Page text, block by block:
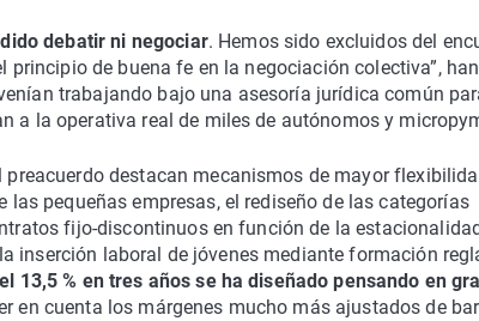
debatir ni negociar. Hemos sido excluidos del
de buena fe en la negociación colectiva”,
trabajando bajo una asesoría jurídica común
a la operativa real de miles de autónomos y
destacan mecanismos de mayor
pequeñas empresas, el rediseño de las categorías
fijo-discontinuos en función de la
inserción laboral de jóvenes mediante formación
13,5 % en tres años se ha diseñado pensando en
en cuenta los márgenes mucho más ajustados de